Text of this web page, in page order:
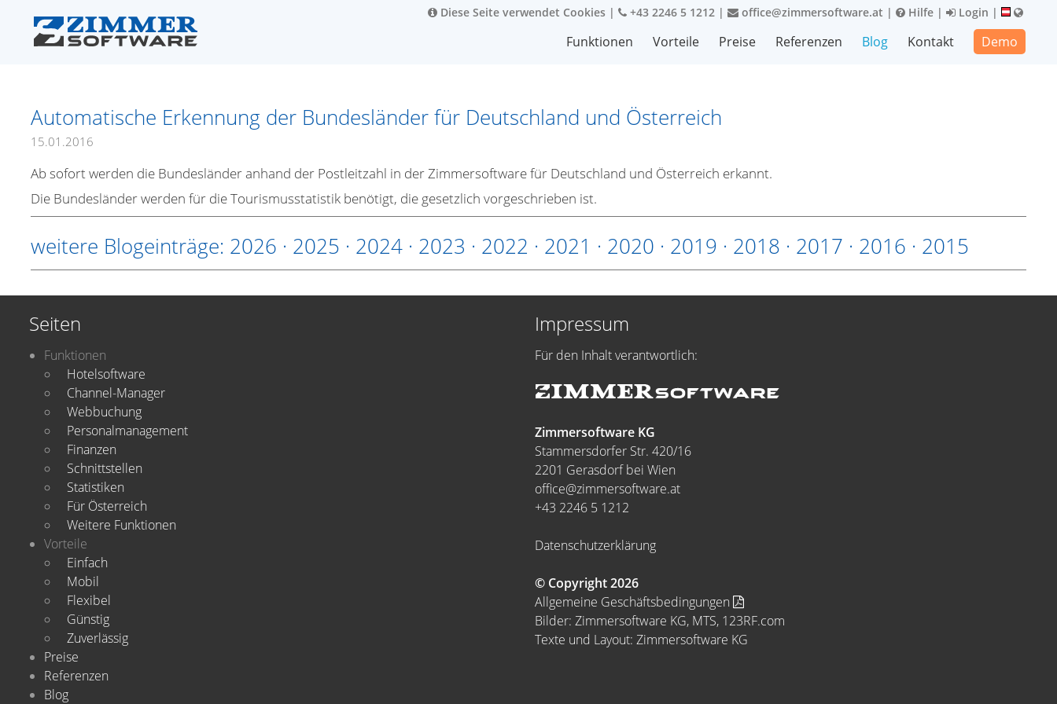
Diese Seite verwendet Cookies | +43 2246 5 1212 | office@zimmersoftware.at | Hilfe | Login |
Funktionen Vorteile Preise Referenzen Blog Kontakt Demo
Automatische Erkennung der Bundesländer für Deutschland und Österreich
15.01.2016
Ab sofort werden die Bundesländer anhand der Postleitzahl in der Zimmersoftware für Deutschland und Österreich erkannt.
Die Bundesländer werden für die Tourismusstatistik benötigt, die gesetzlich vorgeschrieben ist.
weitere Blogeinträge: 2026 · 2025 · 2024 · 2023 · 2022 · 2021 · 2020 · 2019 · 2018 · 2017 · 2016 · 2015
Seiten
Funktionen
Hotelsoftware
Channel-Manager
Webbuchung
Personalmanagement
Finanzen
Schnittstellen
Statistiken
Für Österreich
Weitere Funktionen
Vorteile
Einfach
Mobil
Flexibel
Günstig
Zuverlässig
Preise
Referenzen
Blog
Impressum
Für den Inhalt verantwortlich:
Zimmersoftware KG
Stammersdorfer Str. 420/16
2201 Gerasdorf bei Wien
office@zimmersoftware.at
+43 2246 5 1212
Datenschutzerklärung
© Copyright 2026
Allgemeine Geschäftsbedingungen
Bilder: Zimmersoftware KG, MTS, 123RF.com
Texte und Layout: Zimmersoftware KG